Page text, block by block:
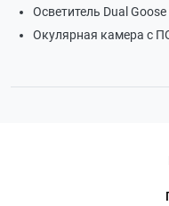
Осветитель Dual Goose
Окулярная камера с